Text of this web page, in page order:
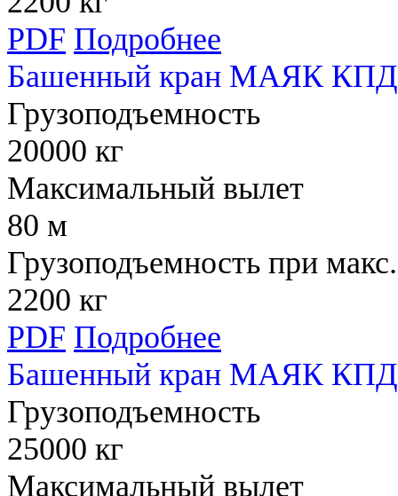
PDF Подробнее
Башенный кран МАЯК КПД
Грузоподъемность
20000 кг
Максимальный вылет
80 м
Грузоподъемность при
2200 кг
PDF Подробнее
Башенный кран МАЯК КПД
Грузоподъемность
25000 кг
Максимальный вылет